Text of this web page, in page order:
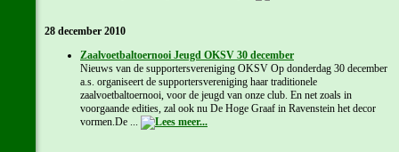
28 december 2010
Zaalvoetbaltoernooi Jeugd OKSV 30 december
Nieuws van de supportersvereniging OKSV Op donderdag 30 december
a.s. organiseert de supportersvereniging haar traditionele
zaalvoetbaltoernooi, voor de jeugd van onze club. En net zoals in
voorgaande edities, zal ook nu De Hoge Graaf in Ravenstein het decor
vormen.De ...